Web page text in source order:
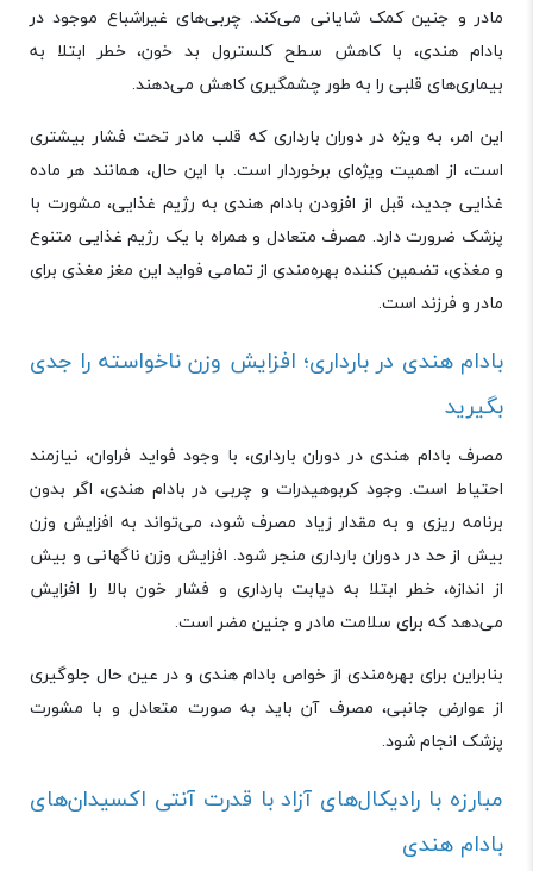
مادر و جنین کمک شایانی می‌کند. چربی‌های غیراشباع موجود در
بادام هندی، با کاهش سطح کلسترول بد خون، خطر ابتلا به
بیماری‌های قلبی را به طور چشمگیری کاهش می‌دهند.
این امر، به ویژه در دوران بارداری که قلب مادر تحت فشار بیشتری
است، از اهمیت ویژه‌ای برخوردار است. با این حال، همانند هر ماده
غذایی جدید، قبل از افزودن بادام هندی به رژیم غذایی، مشورت با
پزشک ضرورت دارد. مصرف متعادل و همراه با یک رژیم غذایی متنوع
و مغذی، تضمین ‌کننده بهره‌مندی از تمامی فواید این مغز مغذی برای
مادر و فرزند است.
بادام هندی در بارداری؛ افزایش وزن ناخواسته را جدی
بگیرید
مصرف بادام هندی در دوران بارداری، با وجود فواید فراوان، نیازمند
احتیاط است. وجود کربوهیدرات و چربی در بادام هندی، اگر بدون
برنامه‌ ریزی و به مقدار زیاد مصرف شود، می‌تواند به افزایش وزن
بیش از حد در دوران بارداری منجر شود. افزایش وزن ناگهانی و بیش
از اندازه، خطر ابتلا به دیابت بارداری و فشار خون بالا را افزایش
می‌دهد که برای سلامت مادر و جنین مضر است.
بنابراین برای بهره‌مندی از خواص بادام هندی و در عین حال جلوگیری
از عوارض جانبی، مصرف آن باید به صورت متعادل و با مشورت
پزشک انجام شود.
مبارزه با رادیکال‌های آزاد با قدرت آنتی ‌اکسیدان‌های
بادام هندی